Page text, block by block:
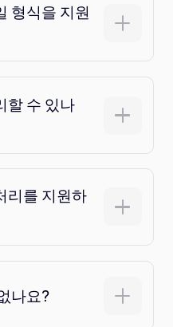
형식을 지원
할 수 있나
리를 지원하
나요?